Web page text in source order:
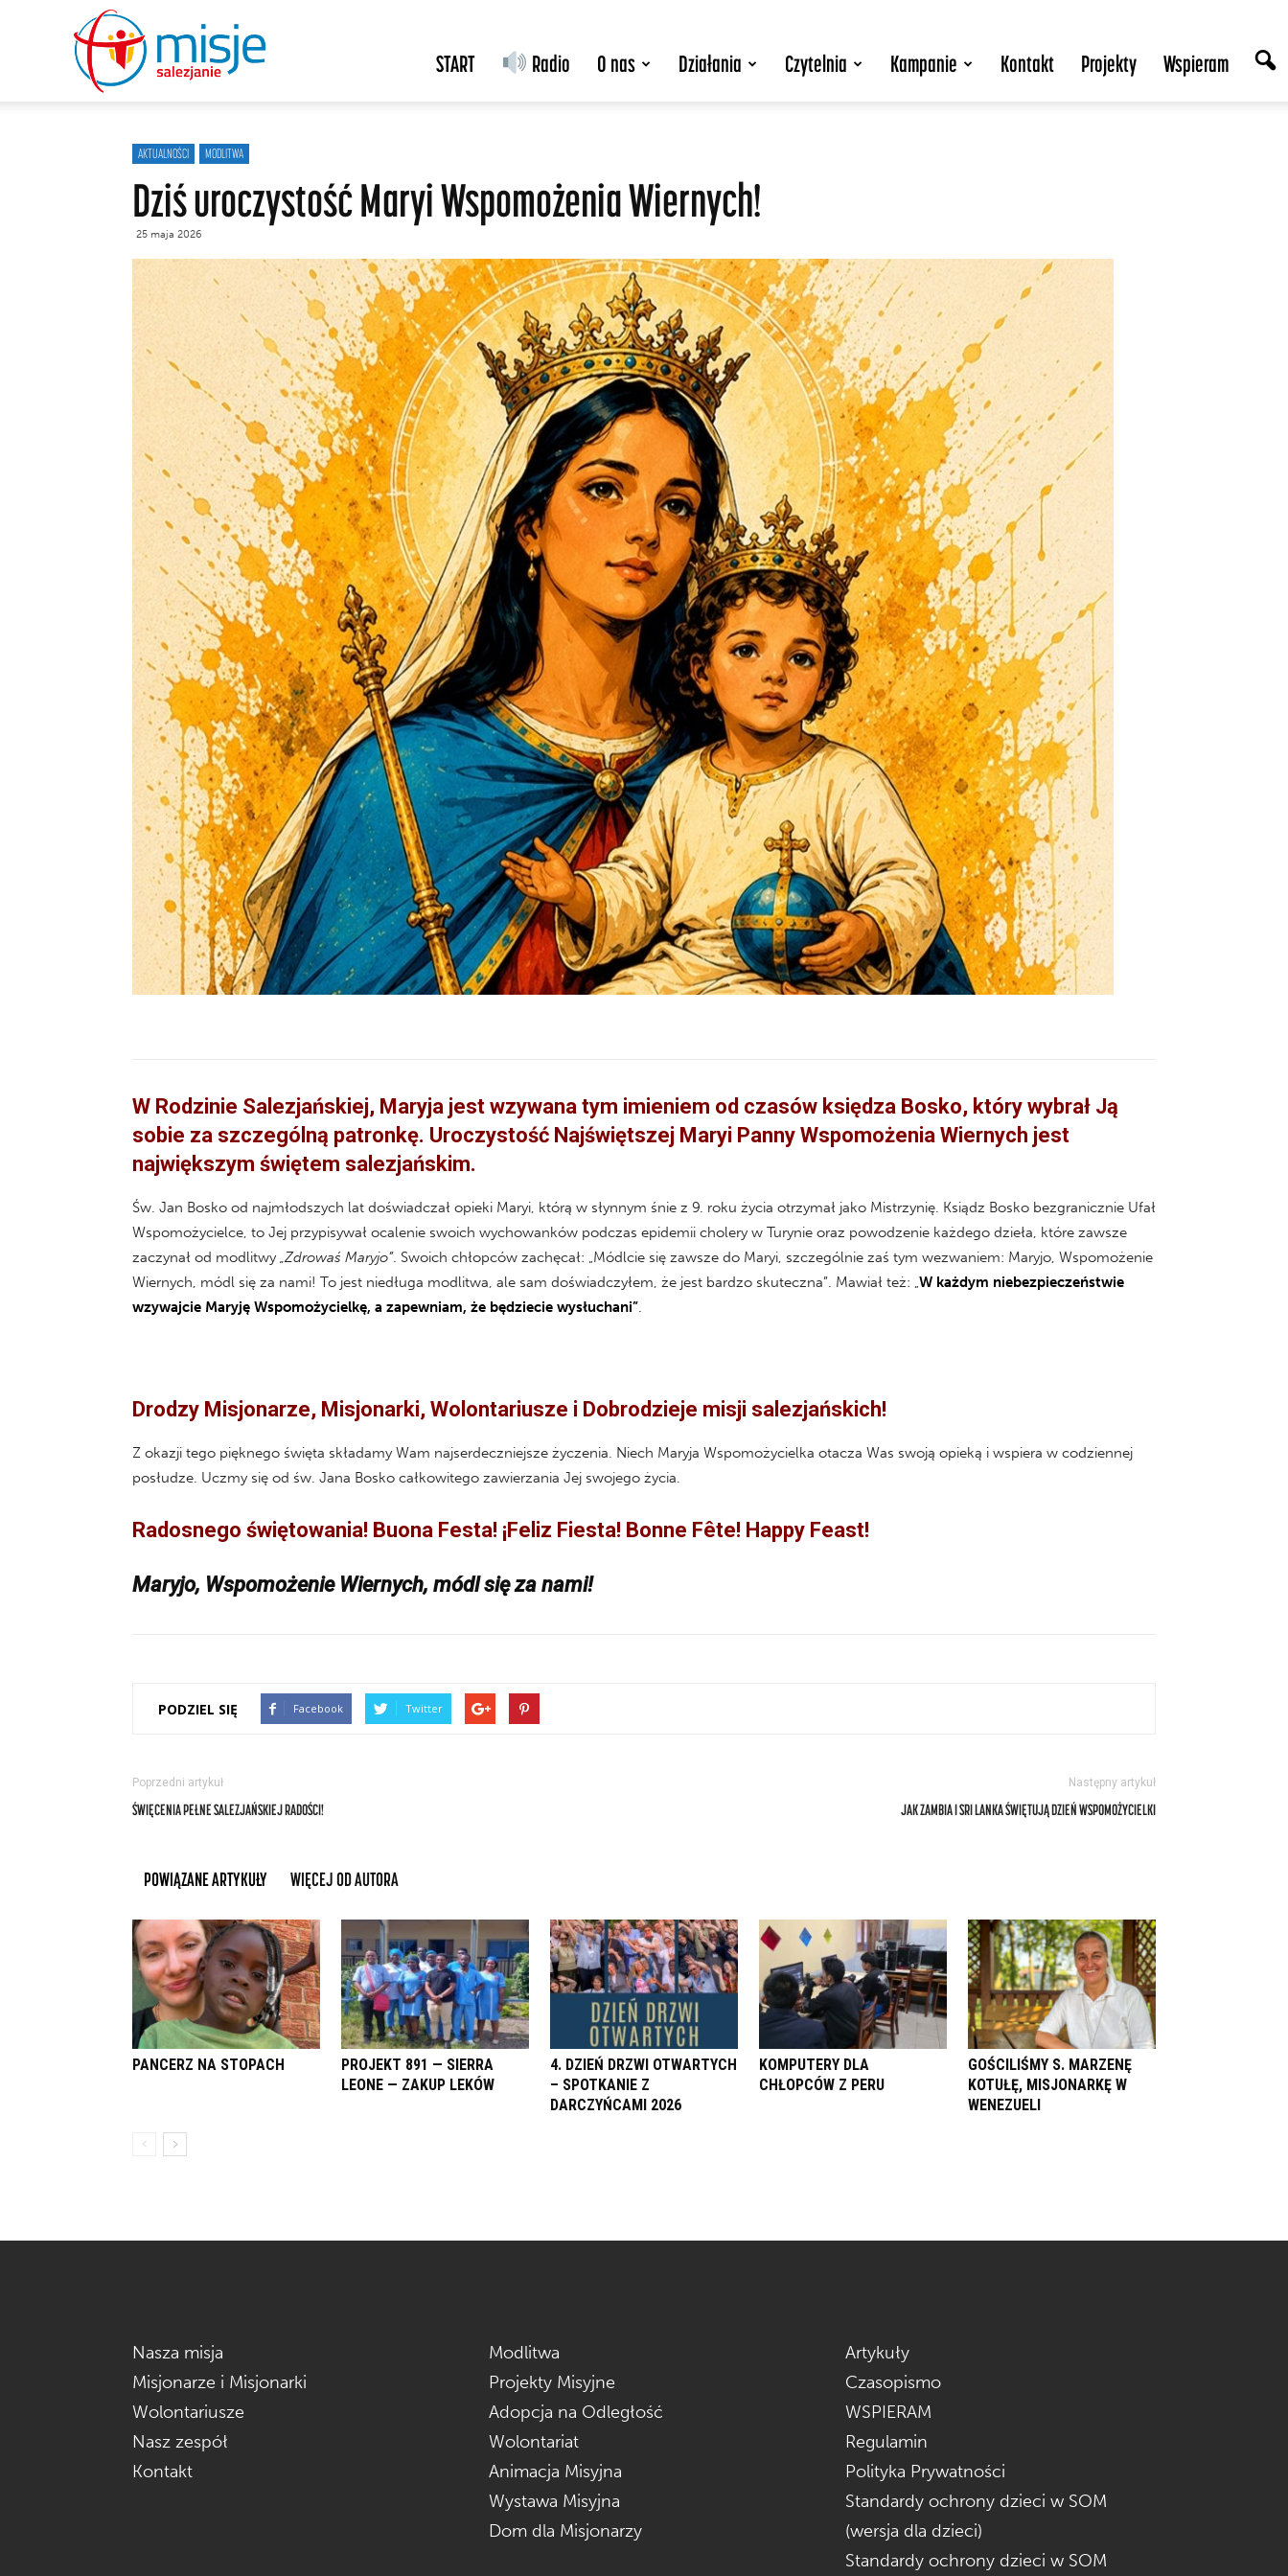
START Radio O nas Działania Czytelnia Kampanie Kontakt Projekty Wspieram
AKTUALNOŚCI MODLITWA
Dziś uroczystość Maryi Wspomożenia Wiernych!
25 maja 2026
W Rodzinie Salezjańskiej, Maryja jest wzywana tym imieniem od czasów księdza Bosko, który wybrał Ją
sobie za szczególną patronkę. Uroczystość Najświętszej Maryi Panny Wspomożenia Wiernych jest
największym świętem salezjańskim.
Św. Jan Bosko od najmłodszych lat doświadczał opieki Maryi, którą w słynnym śnie z 9. roku życia otrzymał jako Mistrzynię. Ksiądz Bosko bezgranicznie Ufał
Wspomożycielce, to Jej przypisywał ocalenie swoich wychowanków podczas epidemii cholery w Turynie oraz powodzenie każdego dzieła, które zawsze
zaczynał od modlitwy„Zdrowaś Maryjo”. Swoich chłopców zachęcał: „Módlcie się zawsze do Maryi, szczególnie zaś tym wezwaniem: Maryjo, Wspomożenie
Wiernych, módl się za nami! To jest niedługa modlitwa, ale sam doświadczyłem, że jest bardzo skuteczna”. Mawiał też: „W każdym niebezpieczeństwie
wzywajcie Maryję Wspomożycielkę, a zapewniam, że będziecie wysłuchani”.
Drodzy Misjonarze, Misjonarki, Wolontariusze i Dobrodzieje misji salezjańskich!
Z okazji tego pięknego święta składamy Wam najserdeczniejsze życzenia. Niech Maryja Wspomożycielka otacza Was swoją opieką i wspiera w codziennej
posłudze. Uczmy się od św. Jana Bosko całkowitego zawierzania Jej swojego życia.
Radosnego świętowania! Buona Festa! ¡Feliz Fiesta! Bonne Fête! Happy Feast!
Maryjo, Wspomożenie Wiernych, módl się za nami!
PODZIEL SIĘ Facebook Twitter
Poprzedni artykuł
ŚWIĘCENIA PEŁNE SALEZJAŃSKIEJ RADOŚCI!
Następny artykuł
JAK ZAMBIA I SRI LANKA ŚWIĘTUJĄ DZIEŃ WSPOMOŻYCIELKI
POWIĄZANE ARTYKUŁY WIĘCEJ OD AUTORA
PANCERZ NA STOPACH
PROJEKT 891 — SIERRA
LEONE — ZAKUP LEKÓW
4. DZIEŃ DRZWI OTWARTYCH
– SPOTKANIE Z
DARCZYŃCAMI 2026
KOMPUTERY DLA
CHŁOPCÓW Z PERU
GOŚCILIŚMY S. MARZENĘ
KOTUŁĘ, MISJONARKĘ W
WENEZUELI
Nasza misja
Misjonarze i Misjonarki
Wolontariusze
Nasz zespół
Kontakt
Modlitwa
Projekty Misyjne
Adopcja na Odległość
Wolontariat
Animacja Misyjna
Wystawa Misyjna
Dom dla Misjonarzy
Artykuły
Czasopismo
WSPIERAM
Regulamin
Polityka Prywatności
Standardy ochrony dzieci w SOM
(wersja dla dzieci)
Standardy ochrony dzieci w SOM